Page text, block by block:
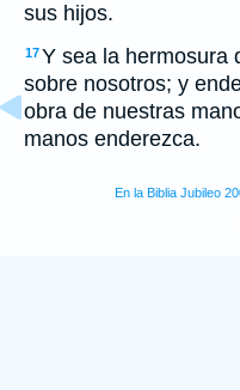
sus hijos.
17Y sea la hermosura
sobre nosotros; y
obra de nuestras
manos enderezca.
En la Biblia Jubileo